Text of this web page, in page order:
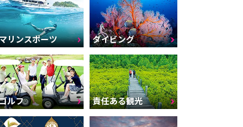
リンスポーツ ダイビング
ルフ 責任ある観光